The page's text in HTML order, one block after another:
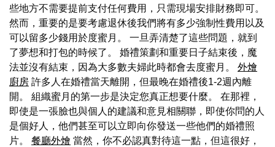
些地方不需要提前支付任何費用，只需現場安排財務即可。
然而，重要的是要考慮退休後我們將有多少強制性費用以及
可以留多少錢用於度蜜月。 一旦弄清楚了這些問題，就到
了夢想和打包的時候了。 婚禮策劃和重要日子結束後，魔
法並沒有結束，因為大多數夫婦此時都會去度蜜月。 外燴
廚房 許多人在婚禮當天離開，但最晚在婚禮後1-2週內離
開。 組織蜜月的第一步是決定您真正想要什麼。 在那裡，
即使是一張臉也與個人的建議和意見相關聯，即使你問的人
是個好人，他們甚至可以立即向你發送一些他們的婚禮照
片。 餐廳外燴 當然，你不必認真對待這一點，但這很好，